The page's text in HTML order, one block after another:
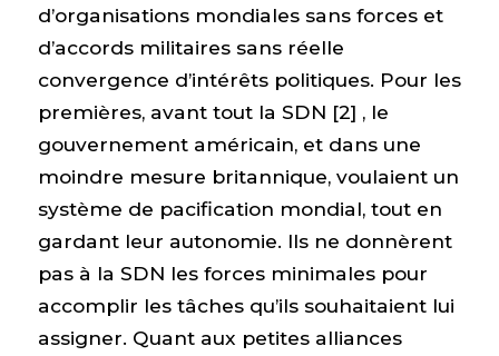
d’organisations mondiales sans forces et
d’accords militaires sans réelle
convergence d’intérêts politiques. Pour les
premières, avant tout la SDN [2] , le
gouvernement américain, et dans une
moindre mesure britannique, voulaient un
système de pacification mondial, tout en
gardant leur autonomie. Ils ne donnèrent
pas à la SDN les forces minimales pour
accomplir les tâches qu’ils souhaitaient lui
assigner. Quant aux petites alliances